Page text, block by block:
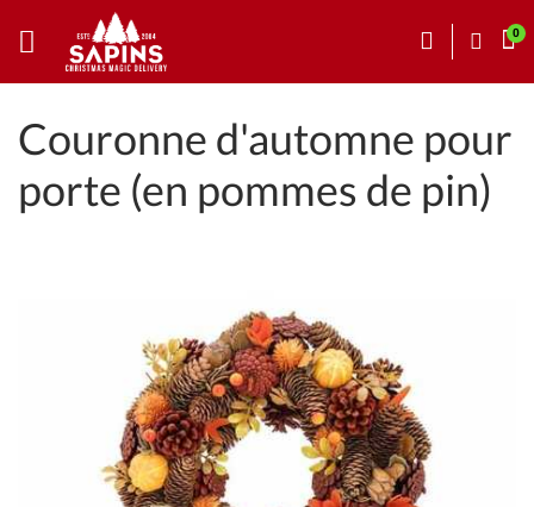
Couronne d'automne pour
porte (en pommes de pin)